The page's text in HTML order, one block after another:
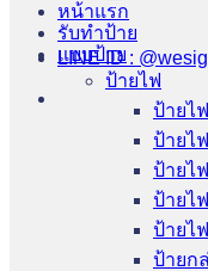
LINE ID :
หน้าแรก
รับทำป้าย
แบบป้าย
ป้ายไฟ
ป้ายไ
ป้ายไ
ป้ายไ
ป้ายไ
ป้ายไ
ป้ายก